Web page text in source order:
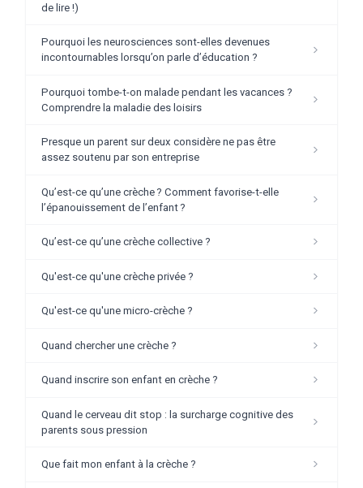
de lire !)
Pourquoi les neurosciences sont-elles devenues
incontournables lorsqu’on parle d’éducation ?
Pourquoi tombe-t-on malade pendant les vacances ?
Comprendre la maladie des loisirs
Presque un parent sur deux considère ne pas être
assez soutenu par son entreprise
Qu’est-ce qu’une crèche ? Comment favorise-t-elle
l’épanouissement de l’enfant ?
Qu’est-ce qu’une crèche collective ?
Qu'est-ce qu'une crèche privée ?
Qu'est-ce qu'une micro-crèche ?
Quand chercher une crèche ?
Quand inscrire son enfant en crèche ?
Quand le cerveau dit stop : la surcharge cognitive des
parents sous pression
Que fait mon enfant à la crèche ?